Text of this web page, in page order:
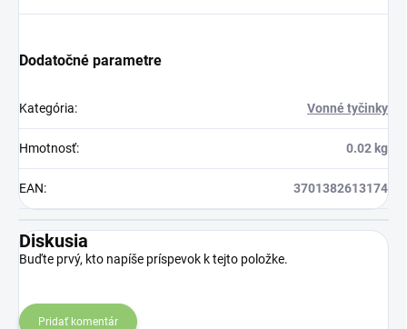
Dodatočné parametre
Kategória: Vonné tyčinky
Hmotnosť: 0.02 kg
EAN: 3701382613174
Diskusia
Buďte prvý, kto napíše príspevok k tejto položke.
Pridať komentár